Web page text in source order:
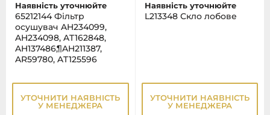
Наявність уточнюйте
65212144 Фільтр
осушувач AH234099,
AH234098, AT162848,
AH137486,¶AH211387,
AR59780, AT125596
УТОЧНИТИ НАЯВНІСТЬ
У МЕНЕДЖЕРА
Наявність уточнюйте
L213348 Скло лобове
УТОЧНИТИ НАЯВНІСТЬ
У МЕНЕДЖЕРА